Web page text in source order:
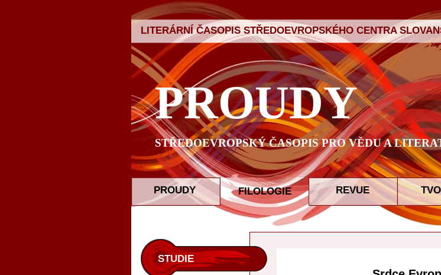
LITERÁRNÍ ČASOPIS STŘEDOEVROPSKÉHO CENTRA
PROUDY
STŘEDOEVROPSKÝ ČASOPIS PRO VĚDU A
PROUDY FILOLOGIE REVUE
STUDIE